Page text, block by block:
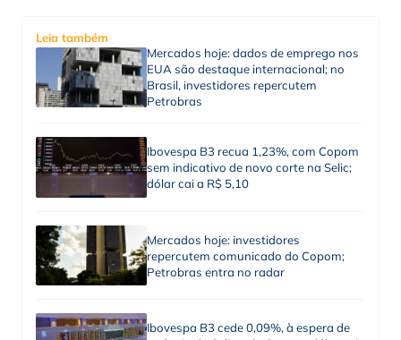
Leia também
Mercados hoje: dados de emprego nos
EUA são destaque internacional; no
Brasil, investidores repercutem
Petrobras
Ibovespa B3 recua 1,23%, com Copom
sem indicativo de novo corte na Selic;
dólar cai a R$ 5,10
Mercados hoje: investidores
repercutem comunicado do Copom;
Petrobras entra no radar
Ibovespa B3 cede 0,09%, à espera de